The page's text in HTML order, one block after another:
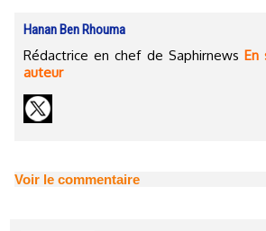
Hanan Ben Rhouma
Rédactrice en chef de Saphirnews En
auteur
Voir le commentaire